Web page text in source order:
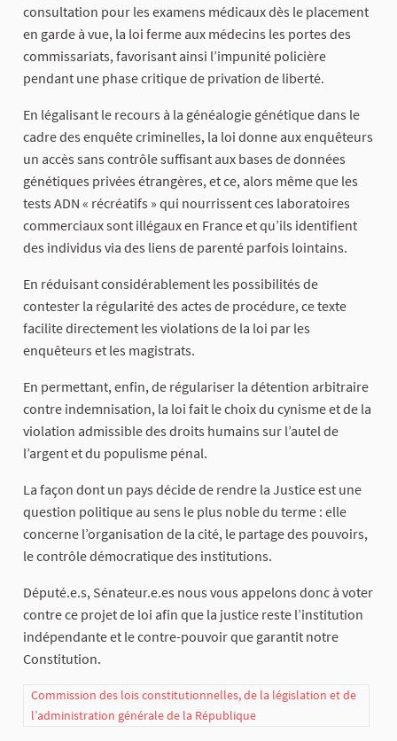
consultation pour les examens médicaux dès le placement
en garde à vue, la loi ferme aux médecins les portes des
commissariats, favorisant ainsi l’impunité policière
pendant une phase critique de privation de liberté.
En légalisant le recours à la généalogie génétique dans le
cadre des enquête criminelles, la loi donne aux enquêteurs
un accès sans contrôle suffisant aux bases de données
génétiques privées étrangères, et ce, alors même que les
tests ADN « récréatifs » qui nourrissent ces laboratoires
commerciaux sont illégaux en France et qu’ils identifient
des individus via des liens de parenté parfois lointains.
En réduisant considérablement les possibilités de
contester la régularité des actes de procédure, ce texte
facilite directement les violations de la loi par les
enquêteurs et les magistrats.
En permettant, enfin, de régulariser la détention arbitraire
contre indemnisation, la loi fait le choix du cynisme et de la
violation admissible des droits humains sur l’autel de
l’argent et du populisme pénal.
La façon dont un pays décide de rendre la Justice est une
question politique au sens le plus noble du terme : elle
concerne l’organisation de la cité, le partage des pouvoirs,
le contrôle démocratique des institutions.
Député.e.s, Sénateur.e.es nous vous appelons donc à voter
contre ce projet de loi afin que la justice reste l’institution
indépendante et le contre-pouvoir que garantit notre
Constitution.
Commission des lois constitutionnelles, de la législation et de
l’administration générale de la République